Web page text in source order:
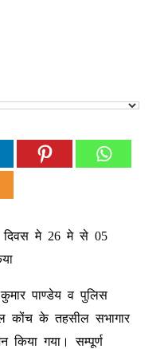
दिवस मे 26 मे से 05
पाण्डेय व पुलिस
कोंच के तहसील सभागार
किया गया। सम्पूर्ण